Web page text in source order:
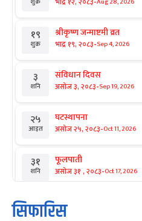
१९
शुक्र
श्रीकृष्ण जन्माष्टमी व्रत
भाद्र १९, २०८३-Sep 4, 2026
३
शनि
संविधान दिवस
असोज ३, २०८३-Sep 19, 2026
२५
आइत
घटस्थापना
असोज २५, २०८३-Oct 11, 2026
३१
शनि
फूलपाती
असोज ३१ , २०८३-Oct 17, 2026
१
आइत
कार्तिक सङ्क्रान्ति
कार्तिक १, २०८३
सिफारिस